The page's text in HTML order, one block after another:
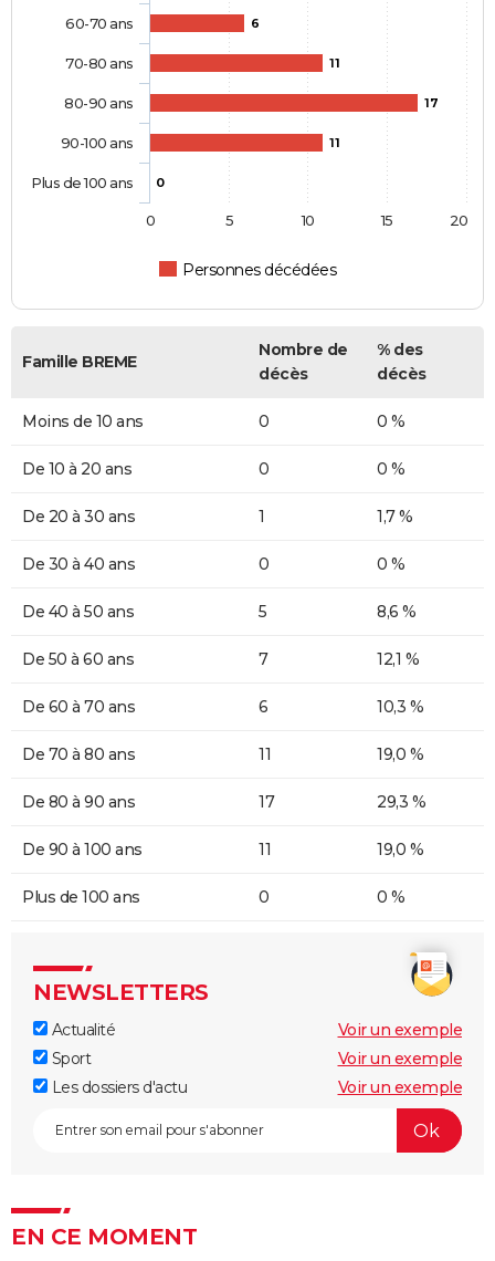
6
11
17
11
0
Personnes décédées
60-70 ans
70-80 ans
80-90 ans
90-100 ans
Plus de 100 ans
0 5 10 15 20
Famille BREME
Nombre de
décès
% des
décès
Moins de 10 ans 0 0 %
De 10 à 20 ans 0 0 %
De 20 à 30 ans 1 1,7 %
De 30 à 40 ans 0 0 %
De 40 à 50 ans 5 8,6 %
De 50 à 60 ans 7 12,1 %
De 60 à 70 ans 6 10,3 %
De 70 à 80 ans 11 19,0 %
De 80 à 90 ans 17 29,3 %
De 90 à 100 ans 11 19,0 %
Plus de 100 ans 0 0 %
NEWSLETTERS
Actualité
Voir un exemple
Sport
Voir un exemple
Les dossiers d'actu
Voir un exemple
EN CE MOMENT